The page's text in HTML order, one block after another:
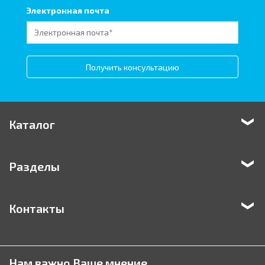
Электронная почта
Получить консультацию
Каталог
Разделы
Контакты